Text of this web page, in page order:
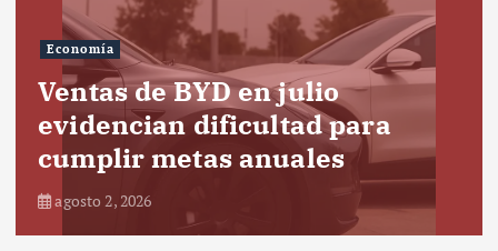
Economía
Ventas de BYD en julio
evidencian dificultad para
cumplir metas anuales
agosto 2, 2026